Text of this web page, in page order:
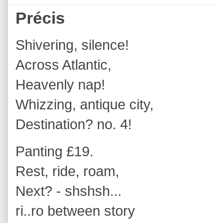
Précis
Shivering, silence!
Across Atlantic,
Heavenly nap!
Whizzing, antique city,
Destination? no. 4!
Panting £19.
Rest, ride, roam,
Next? - shshsh...
ri..ro between story